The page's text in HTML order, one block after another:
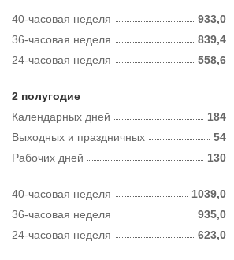
40-часовая неделя
933,0
36-часовая неделя
839,4
24-часовая неделя
558,6
2 полугодие
Календарных дней
184
Рабочих дней 130
Выходных и праздничных 54
40-часовая неделя
1039,0
36-часовая неделя
935,0
24-часовая неделя
623,0